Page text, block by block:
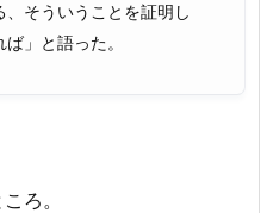
そういうことを証明し
」と語った。
ろ。